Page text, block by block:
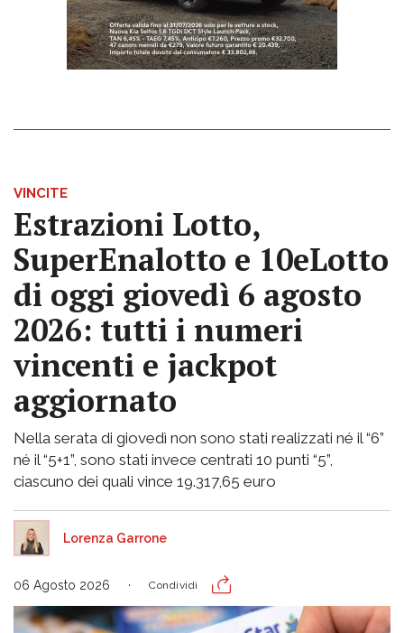
VINCITE
Estrazioni Lotto,
SuperEnalotto e 10eLotto
di oggi giovedì 6 agosto
2026: tutti i numeri
vincenti e jackpot
aggiornato
Nella serata di giovedì non sono stati realizzati né il “6”
né il “5+1”, sono stati invece centrati 10 punti “5”,
ciascuno dei quali vince 19.317,65 euro
Lorenza Garrone
06 Agosto 2026 Condividi